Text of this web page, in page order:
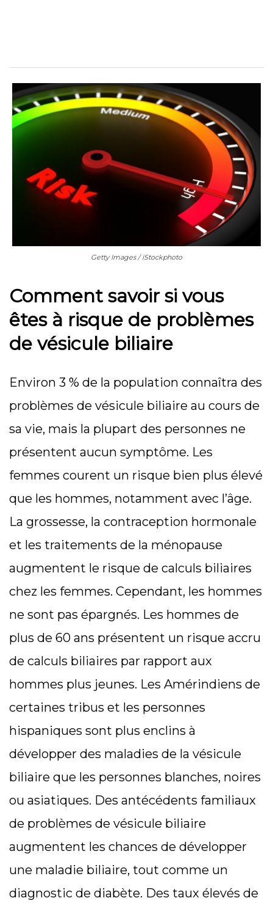
Getty Images / iStockphoto
Comment savoir si vous
êtes à risque de problèmes
de vésicule biliaire
Environ 3 % de la population connaîtra des
problèmes de vésicule biliaire au cours de
sa vie, mais la plupart des personnes ne
présentent aucun symptôme. Les
femmes courent un risque bien plus élevé
que les hommes, notamment avec l’âge.
La grossesse, la contraception hormonale
et les traitements de la ménopause
augmentent le risque de calculs biliaires
chez les femmes. Cependant, les hommes
ne sont pas épargnés. Les hommes de
plus de 60 ans présentent un risque accru
de calculs biliaires par rapport aux
hommes plus jeunes. Les Amérindiens de
certaines tribus et les personnes
hispaniques sont plus enclins à
développer des maladies de la vésicule
biliaire que les personnes blanches, noires
ou asiatiques. Des antécédents familiaux
de problèmes de vésicule biliaire
augmentent les chances de développer
une maladie biliaire, tout comme un
diagnostic de diabète. Des taux élevés de